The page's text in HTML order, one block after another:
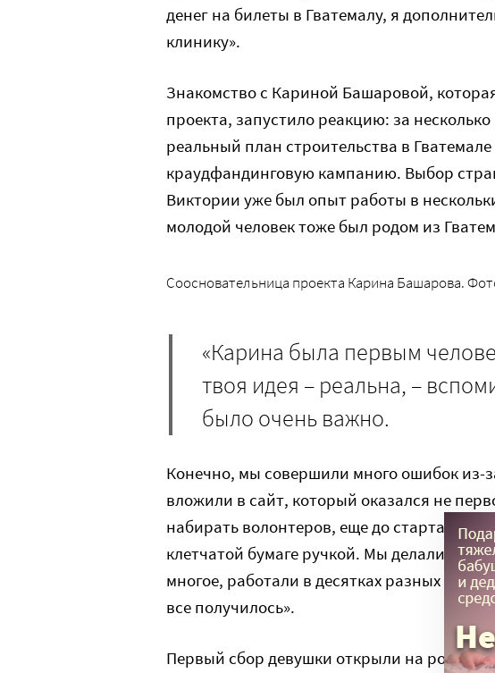
денег на билеты в Гватемалу, я
клинику».
Знакомство с Кариной Башаровой,
проекта, запустило реакцию: за
реальный план строительства в
краудфандинговую кампанию. Выбор
Виктории уже был опыт работы в
молодой человек тоже был родом из
Соосновательница проекта Карина Башарова.
«Карина была первым
твоя идея – реальна, –
было очень важно.
Конечно, мы совершили много ошибок из-
вложили в сайт, который оказался не
набирать волонтеров, еще до старта
клетчатой бумаге ручкой. Мы делали
многое, работали в десятках разных
все получилось».
Первый сбор девушки открыли на